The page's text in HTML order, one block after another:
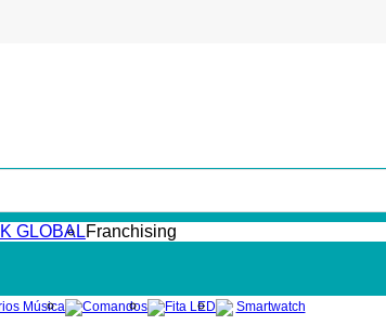
GLOBALFranchising